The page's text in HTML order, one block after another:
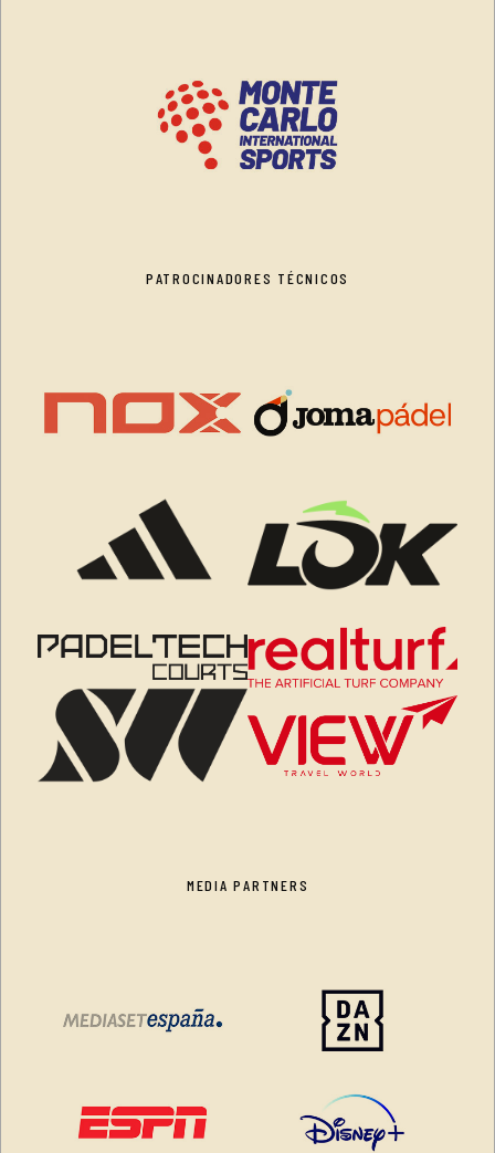
PATROCINADORES TÉCNICOS
MEDIA PARTNERS